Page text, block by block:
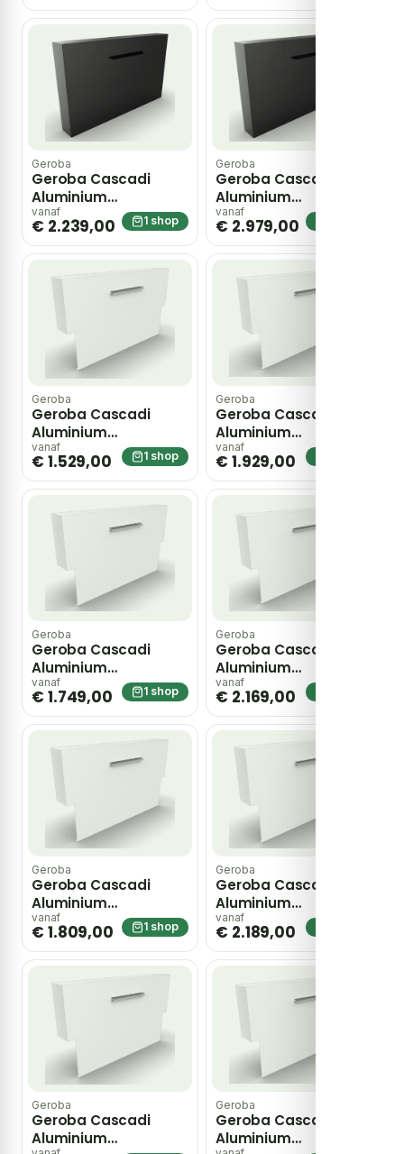
x 1200 mm – zwart
x 1600 mm – zwart
Geroba
Geroba Cascadi
Aluminium
Watervalelement
naast vijver 1500 x
250 x 1200 mm –
vanaf
€ 2.239,00 1 shop
Geroba
Geroba Cascadi
Aluminium
Watervalelement
naast vijver 2000 x
250 x 1200 mm –
vanaf
€ 2.979,00
Geroba
Geroba Cascadi
Aluminium
Watervalelement op
vijver 1000 x 250 x 1200
mm – zwart
vanaf
€ 1.529,00 1 shop
Geroba
Geroba Cascadi
Aluminium
Watervalelement op
vijver 1000 x 250 x 1600
mm – zwart
vanaf
€ 1.929,00
Geroba
Geroba Cascadi
Aluminium
Watervalelement op
vijver 1250 x 250 x 1200
mm – zwart
vanaf
€ 1.749,00 1 shop
Geroba
Geroba Cascadi
Aluminium
Watervalelement op
vijver 1250 x 250 x 1600
mm – zwart
vanaf
€ 2.169,00
Geroba
Geroba Cascadi
Aluminium
Watervalelement op
vijver 1500 x 250 x 1200
mm – zwart
vanaf
€ 1.809,00 1 shop
Geroba
Geroba Cascadi
Aluminium
Watervalelement op
vijver 2000 x 250 x
1200 mm – zwart
vanaf
€ 2.189,00
Geroba
Geroba Cascadi
Aluminium
Geroba
Geroba Cascadi
Aluminium